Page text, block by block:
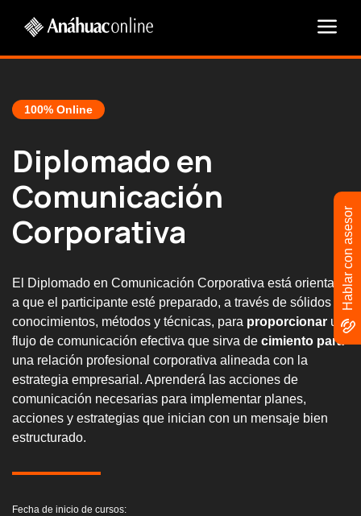
100% Online
Diplomado en
Comunicación
Corporativa
El Diplomado en Comunicación Corporativa está orientado
a que el participante esté preparado, a través de sólidos
conocimientos, métodos y técnicas, para proporcionar un
flujo de comunicación efectiva que sirva de cimiento para
una relación profesional corporativa alineada con la
estrategia empresarial. Aprenderá las acciones de
comunicación necesarias para implementar planes,
acciones y estrategias que inician con un mensaje bien
estructurado.
Fecha de inicio de cursos:
Hablar con asesor